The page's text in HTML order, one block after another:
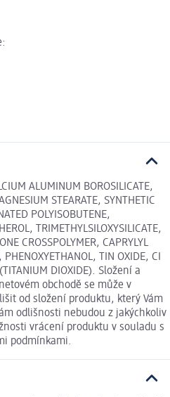
ALUMINUM BOROSILICATE,
STEARATE, SYNTHETIC
POLYISOBUTENE,
TRIMETHYLSILOXYSILICATE,
CROSSPOLYMER, CAPRYLYL
PHENOXYETHANOL, TIN OXIDE, CI
DIOXIDE). Složení a
obchodě se může v
od složení produktu, který Vám
odlišnosti nebudou z jakýchkoliv
vrácení produktu v souladu s
podmínkami.